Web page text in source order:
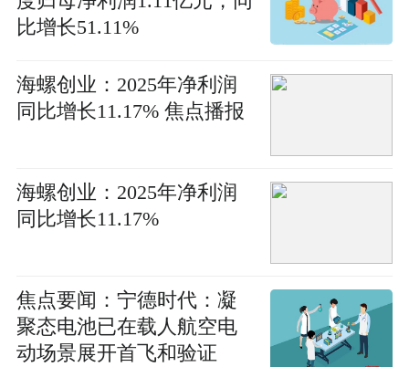
比增长51.11%
海螺创业：2025年净利润
同比增长11.17% 焦点播报
海螺创业：2025年净利润
同比增长11.17%
焦点要闻：宁德时代：凝
聚态电池已在载人航空电
动场景展开首飞和验证